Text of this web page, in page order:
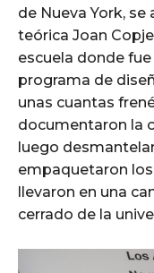
de Nueva York, se
teórica Joan
escuela donde
programa de
unas cuantas
documentaron la
luego
empaquetaron los
llevaron en una
cerrado de la